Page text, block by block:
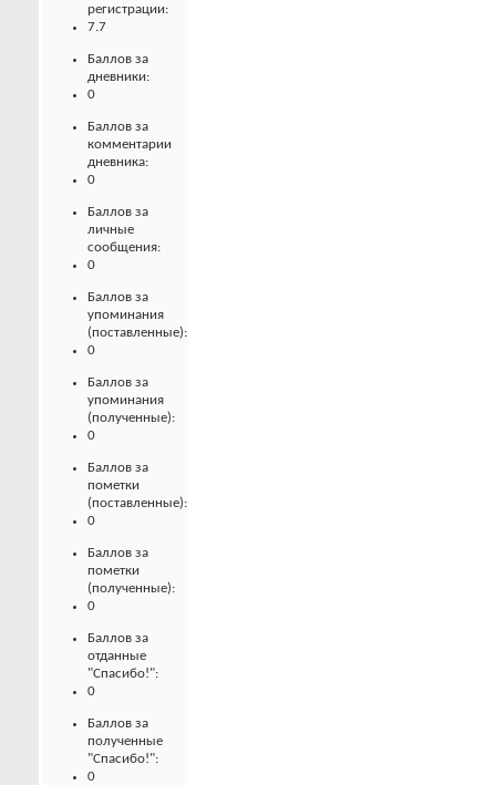
регистрации:
7.7
Баллов за
дневники:
0
Баллов за
комментарии
дневника:
0
Баллов за
личные
сообщения:
0
Баллов за
упоминания
(поставленные):
0
Баллов за
упоминания
(полученные):
0
Баллов за
пометки
(поставленные):
0
Баллов за
пометки
(полученные):
0
Баллов за
отданные
"Спасибо!":
0
Баллов за
полученные
"Спасибо!":
0